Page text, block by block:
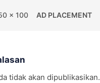
x 100 AD PLACEMENT
tidak akan dipublikasikan.